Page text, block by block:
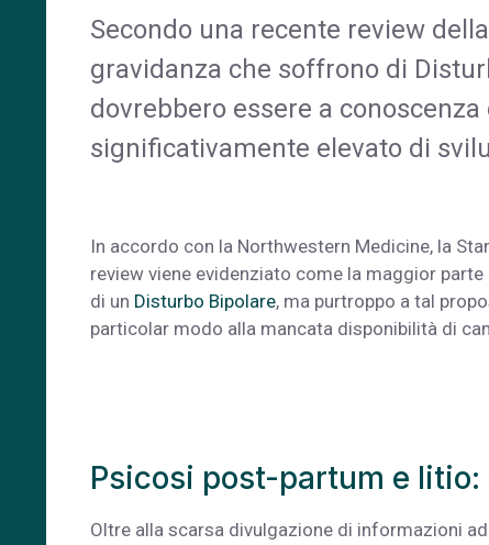
Secondo una recente review
gravidanza che soffrono di
dovrebbero essere a
significativamente elevato di
In accordo con la Northwestern Medicine, la
review viene evidenziato come la maggior parte
di un Disturbo Bipolare, ma purtroppo a tal
particolar modo alla mancata disponibilità di
Psicosi post-partum e
Oltre alla scarsa divulgazione di informazioni